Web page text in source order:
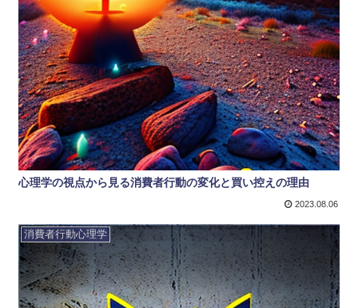
心理学の視点から見る消費者行動の変化と買い控えの理由
2023.08.06
消費者行動心理学